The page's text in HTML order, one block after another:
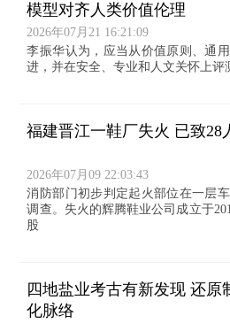
模型对齐人类价值伦理
2026年07月21 16:21:09
李振华认为，应当从价值原则、通
进，并在安全、专业和人文关怀上评
福建晋江一鞋厂失火 已致28
2026年07月09 22:03:43
消防部门初步判定起火部位在一层
调查。失火的辉腾鞋业公司成立于
股
四地盐业考古有新发现 还原
化脉络